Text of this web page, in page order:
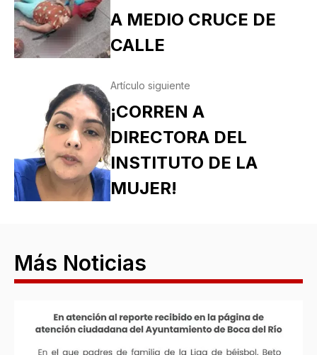
A MEDIO CRUCE DE
CALLE
Artículo siguiente
¡CORREN A
DIRECTORA DEL
INSTITUTO DE LA
MUJER!
Más Noticias